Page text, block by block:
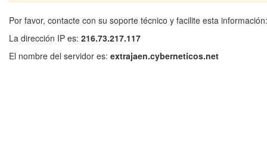
Por favor, contacte con su soporte técnico y facilite esta información:
La dirección IP es: 216.73.217.117
El nombre del servidor es: extrajaen.cyberneticos.net